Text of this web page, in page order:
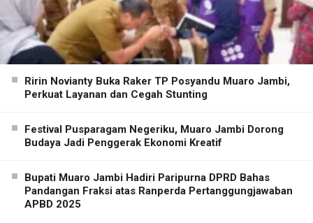
Ririn Novianty Buka Raker TP Posyandu Muaro Jambi,
Perkuat Layanan dan Cegah Stunting
Festival Pusparagam Negeriku, Muaro Jambi Dorong
Budaya Jadi Penggerak Ekonomi Kreatif
Bupati Muaro Jambi Hadiri Paripurna DPRD Bahas
Pandangan Fraksi atas Ranperda Pertanggungjawaban
APBD 2025